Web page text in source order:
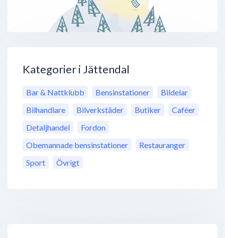
Kategorier i Jättendal
Bar & Nattklubb Bensinstationer
Bildelar
Bilhandlare
Bilverkstäder Butiker
Caféer
Detaljhandel
Fordon
Obemannade bensinstationer
Restauranger
Sport
Övrigt